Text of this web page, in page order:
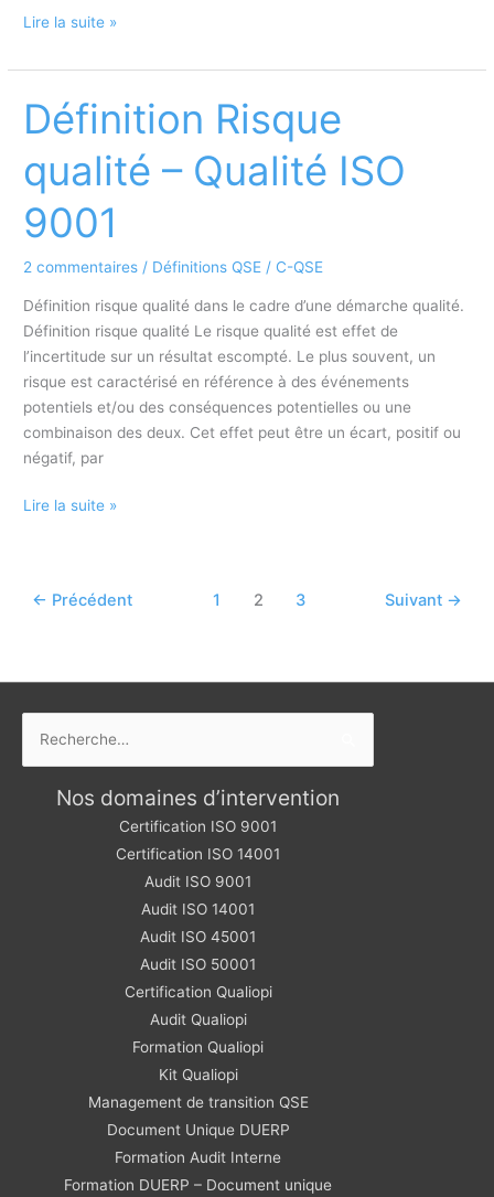
Définition
qualité
Qualité
9001
Lire la suite »
Définition Risque
qualité – Qualité ISO
9001
2 commentaires / Définitions QSE / C-QSE
Définition risque qualité dans le cadre d’une démarche qualité.
Définition risque qualité Le risque qualité est effet de
l’incertitude sur un résultat escompté. Le plus souvent, un
risque est caractérisé en référence à des événements
potentiels et/ou des conséquences potentielles ou une
combinaison des deux. Cet effet peut être un écart, positif ou
négatif, par
Définition
Qualité
Lire la suite »
← Précédent 1 2 3 Suivant →
Nos domaines d’intervention
Certification ISO 9001
Certification ISO 14001
Audit ISO 9001
Audit ISO 14001
Audit ISO 45001
Audit ISO 50001
Certification Qualiopi
Audit Qualiopi
Formation Qualiopi
Kit Qualiopi
Management de transition QSE
Document Unique DUERP
Formation Audit Interne
Formation DUERP – Document unique